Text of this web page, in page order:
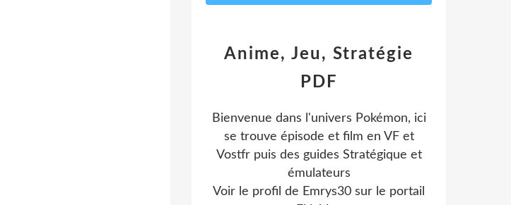
Anime, Jeu, Stratégie
PDF
Bienvenue dans l'univers Pokémon, ici
se trouve épisode et film en VF et
Vostfr puis des guides Stratégique et
émulateurs
Voir le profil de Emrys30 sur le portail